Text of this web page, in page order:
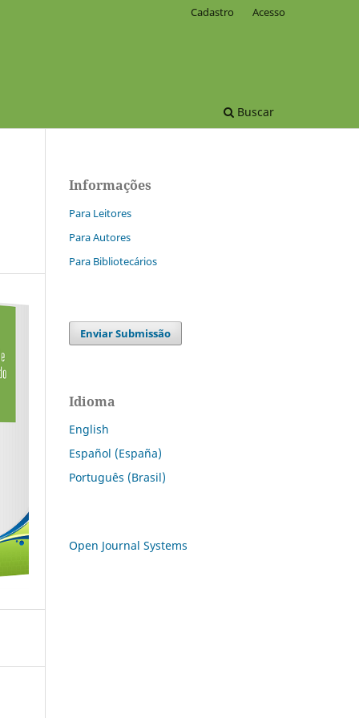
Buscar
Cadastro Acesso
Informações
Para Leitores
Para Autores
Para Bibliotecários
Enviar Submissão
Idioma
English
Español (España)
Português (Brasil)
Open Journal Systems